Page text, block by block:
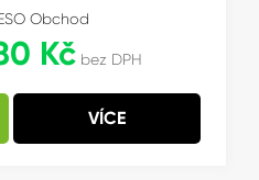
Obchod
Kčbez DPH
VÍCE